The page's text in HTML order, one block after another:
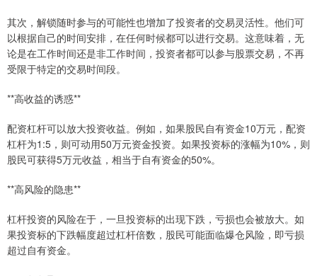
其次，解锁随时参与的可能性也增加了投资者的交易灵活性。他们可
以根据自己的时间安排，在任何时候都可以进行交易。这意味着，无
论是在工作时间还是非工作时间，投资者都可以参与股票交易，不再
受限于特定的交易时间段。
**高收益的诱惑**
配资杠杆可以放大投资收益。例如，如果股民自有资金10万元，配资
杠杆为1:5，则可动用50万元资金投资。如果投资标的涨幅为10%，则
股民可获得5万元收益，相当于自有资金的50%。
**高风险的隐患**
杠杆投资的风险在于，一旦投资标的出现下跌，亏损也会被放大。如
果投资标的下跌幅度超过杠杆倍数，股民可能面临爆仓风险，即亏损
超过自有资金。